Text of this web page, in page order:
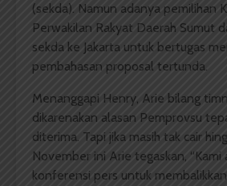
(sekda). Namun adanya pemilihan
Perwakilan Rakyat Daerah Sumut
sekda ke Jakarta untuk bertugas
pembahasan proposal tertunda.
Menanggapi Henry, Arie bilang
dikarenakan alasan Pemprovsu
diterima. Tapi jika masih tak cair
November ini Arie tegaskan, “Kami
konferensi pers untuk membalikkan